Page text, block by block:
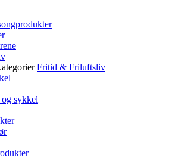
Fritid & Friluftsliv
sykkel